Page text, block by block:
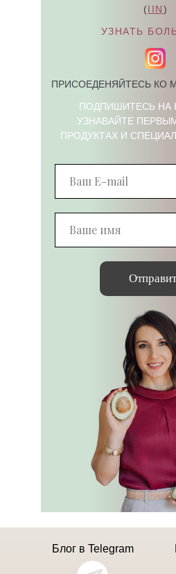
ПРИСОЕДЕНЯЙТЕСЬ КО
ПОДПИШИТЕСЬ НА
УЗНАВАЙТЕ
ПРОДУКТАХ И
(IIN)
УЗНАТЬ
Блог в Telegram